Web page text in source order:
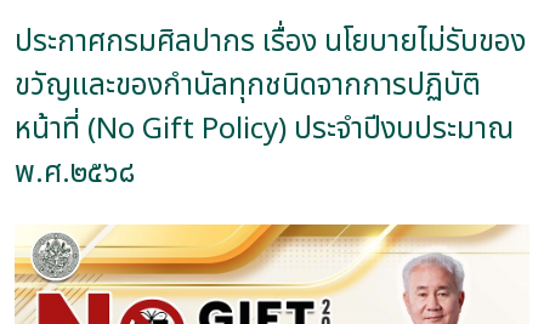
ประกาศกรมศิลปากร เรื่อง นโยบายไม่รับของ
ขวัญและของกำนัลทุกชนิดจากการปฏิบัติ
หน้าที่ (No Gift Policy) ประจำปีงบประมาณ
พ.ศ.๒๕๖๘